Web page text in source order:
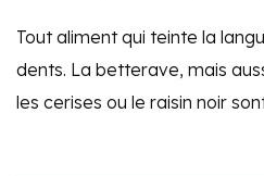
Tout aliment qui teinte la
dents. La betterave, mais
les cerises ou le raisin noir